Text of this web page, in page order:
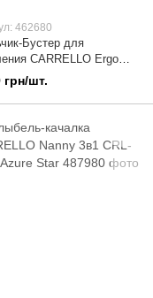
462680
Бустер для
CARRELLO Ergo
(Ash Green) Мятный
грн/шт.